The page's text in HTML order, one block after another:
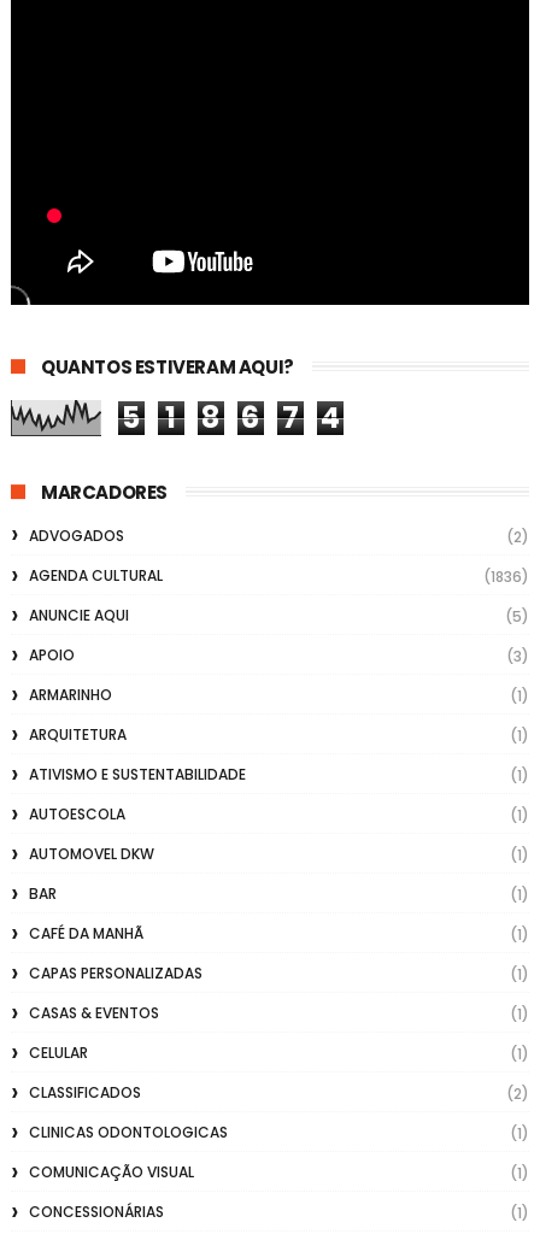
QUANTOS ESTIVERAM AQUI?
5 1 8 6 7 4
MARCADORES
ADVOGADOS
(2)
AGENDA CULTURAL
(1836)
ANUNCIE AQUI
(5)
APOIO
(3)
ARMARINHO
(1)
ARQUITETURA
(1)
ATIVISMO E SUSTENTABILIDADE
(1)
AUTOESCOLA
(1)
AUTOMOVEL DKW
(1)
BAR
(1)
CAFÉ DA MANHÃ
(1)
CAPAS PERSONALIZADAS
(1)
CASAS & EVENTOS
(1)
CELULAR
(1)
CLASSIFICADOS
(2)
CLINICAS ODONTOLOGICAS
(1)
COMUNICAÇÃO VISUAL
(1)
CONCESSIONÁRIAS
(1)